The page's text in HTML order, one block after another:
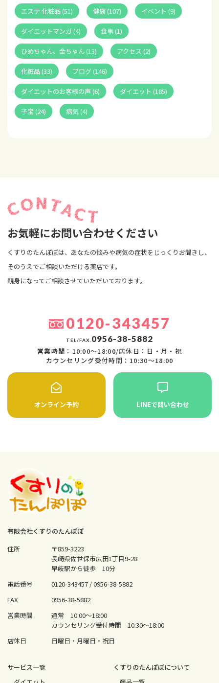
エステ 化粧品 (51) 健康 (107) イベント (9)
ダイエットマンガ (4) 食事 (1)
ひめちゃん、金ちゃん (13) アクセス (2)
化粧品 (33) ブログ (146)
ダイエットのお客様の声 (6) ダイエット (185)
子宝 (24) 病気 (4)
お気軽にお問い合わせください
くすりのたんぽぽは、あなたの悩みや病気の症状をじっくりお聞きし、
そのうえでご相談いただける薬店です。
親身になってご相談させていただいております。
0120-343457
TEL/FAX. 0956-38-5882
営業時間：10:00〜18:00/店休日：日・月・祝
カウンセリング受付時間：10:30〜18:00
オンライン予約 LINEで問い合わせ
有限会社くすりのたんぽぽ
住所
〒859-3223
長崎県佐世保市広田1丁目9-28
早岐駅から徒歩 10分
電話番号
0120-343457 /0956-38-5882
FAX
0956-38-5882
営業時間
通常 10:00〜18:00
カウンセリング受付時間 10:30〜18:00
店休日
日曜日・月曜日・祝日
サービス⼀覧
くすりのたんぽぽについて